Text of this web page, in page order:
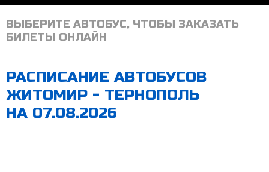
ВЫБЕРИТЕ АВТОБУС, ЧТОБЫ ЗАКАЗАТЬ
БИЛЕТЫ ОНЛАЙН
РАСПИСАНИЕ АВТОБУСОВ
ЖИТОМИР - ТЕРНОПОЛЬ
НА 07.08.2026